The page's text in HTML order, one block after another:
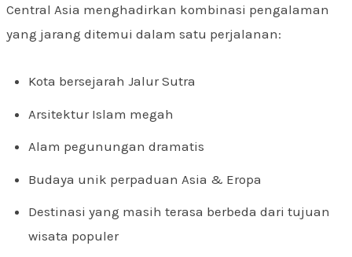
Central Asia menghadirkan kombinasi pengalaman
yang jarang ditemui dalam satu perjalanan:
Kota bersejarah Jalur Sutra
Arsitektur Islam megah
Alam pegunungan dramatis
Budaya unik perpaduan Asia & Eropa
Destinasi yang masih terasa berbeda dari tujuan
wisata populer